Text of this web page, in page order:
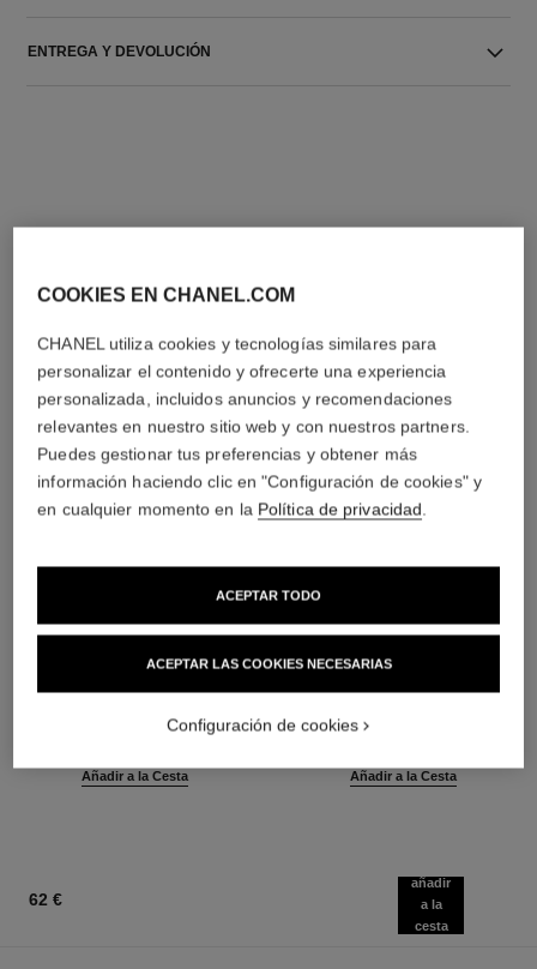
ENTREGA Y DEVOLUCIÓN
baume essentiel
Stick Iluminador Multiusos
8 tonos disponibles
Añadir a la Cesta
joues contraste intense
Colorete Crema Empolvada
Ref. 168242
5 tonos disponibles
Añadir a la Cesta
62 €
añadir
a la
cesta
COOKIES EN CHANEL.COM
CHANEL utiliza cookies y tecnologías similares para
personalizar el contenido y ofrecerte una experiencia
personalizada, incluidos anuncios y recomendaciones
relevantes en nuestro sitio web y con nuestros partners.
Puedes gestionar tus preferencias y obtener más
información haciendo clic en "Configuración de cookies" y
en cualquier momento en la Política de privacidad.
ACEPTAR LAS COOKIES NECESARIAS
ACEPTAR TODO
Configuración de cookies